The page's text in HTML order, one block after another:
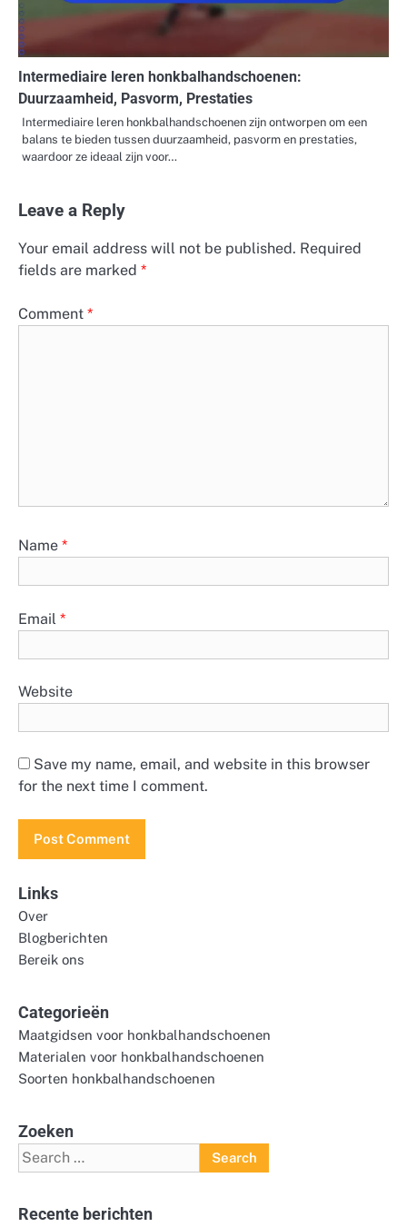
Intermediaire leren honkbalhandschoenen:
Duurzaamheid, Pasvorm, Prestaties
Intermediaire leren honkbalhandschoenen zijn ontworpen om een
balans te bieden tussen duurzaamheid, pasvorm en prestaties,
waardoor ze ideaal zijn voor…
Leave a Reply
Your email address will not be published. Required
fields are marked *
Comment *
Name *
Email *
Website
Save my name, email, and website in this browser
for the next time I comment.
Links
Over
Blogberichten
Bereik ons
Categorieën
Maatgidsen voor honkbalhandschoenen
Materialen voor honkbalhandschoenen
Soorten honkbalhandschoenen
Zoeken
Search
for:
Recente berichten